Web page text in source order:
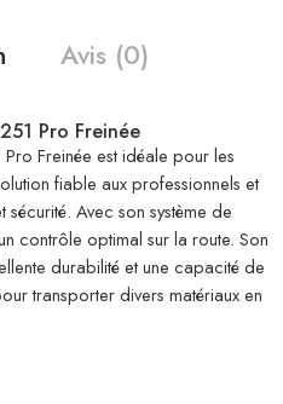
Avis (0)
Pro Freinée
Freinée est idéale pour les
fiable aux professionnels et
Avec son système de
contrôle optimal sur la route. Son
durabilité et une capacité de
transporter divers matériaux en